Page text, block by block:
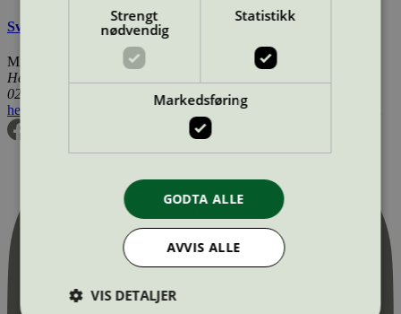
Svanemerkets krav til gulv og gulvunderlag
Miljømerking Norge
Henrik Ibsens gate 20
0255 Oslo
hei@svanemerket.no
24 14 46 00 Org. nr: 971 279 362 MVA
Strengt
nødvendig
Statistikk
Markedsføring
GODTA ALLE
AVVIS ALLE
VIS DETALJER